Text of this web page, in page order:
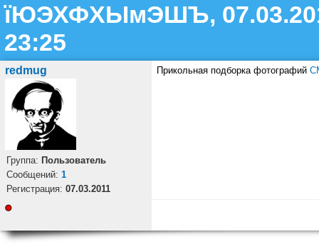
їЮЭХФХЫмЭШЪ,
23:25
redmug
Группа: Пользователь
Cообщений: 1
Регистрация: 07.03.2011
Прикольная подборка фотографий